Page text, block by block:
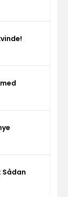
Sådan